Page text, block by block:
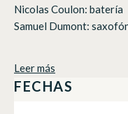
Nicolas Coulon: batería
Samuel Dumont:
Leer más
FECHAS